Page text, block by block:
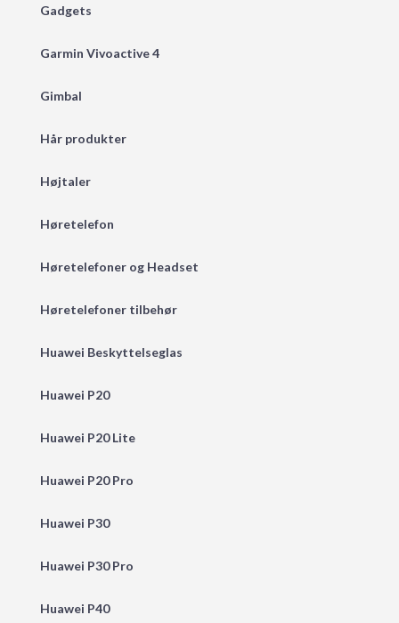
Gadgets
Garmin Vivoactive 4
Gimbal
Hår produkter
Højtaler
Høretelefon
Høretelefoner og Headset
Høretelefoner tilbehør
Huawei Beskyttelseglas
Huawei P20
Huawei P20 Lite
Huawei P20 Pro
Huawei P30
Huawei P30 Pro
Huawei P40